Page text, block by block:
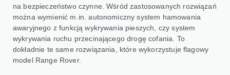
na bezpieczeństwo czynne. Wśród zastosowanych rozwiązań
można wymienić m.in. autonomiczny system hamowania
awaryjnego z funkcją wykrywania pieszych, czy system
wykrywania ruchu przecinającego drogę cofania. To
dokładnie te same rozwiązania, które wykorzystuje flagowy
model Range Rover.